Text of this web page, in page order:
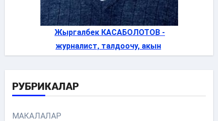
Жыргалбек КАСАБОЛОТОВ -
журналист, талдоочу, акын
РУБРИКАЛАР
МАКАЛАЛАР